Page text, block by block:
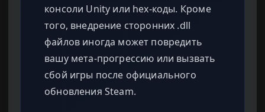
консоли Unity или hex-коды. Кроме
того, внедрение сторонних .dll
файлов иногда может повредить
вашу мета-прогрессию или вызвать
сбой игры после официального
обновления Steam.